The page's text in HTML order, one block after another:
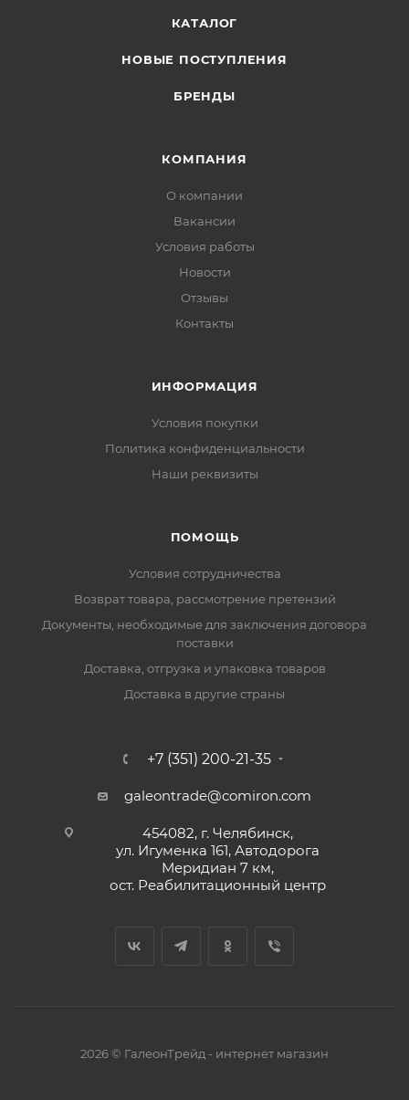
КАТАЛОГ
НОВЫЕ ПОСТУПЛЕНИЯ
БРЕНДЫ
КОМПАНИЯ
О компании
Вакансии
Условия работы
Новости
Отзывы
Контакты
ИНФОРМАЦИЯ
Условия покупки
Политика конфиденциальности
Наши реквизиты
ПОМОЩЬ
Условия сотрудничества
Возврат товара, рассмотрение претензий
Документы, необходимые для заключения договора
поставки
Доставка, отгрузка и упаковка товаров
Доставка в другие страны
+7 (351) 200-21-35
galeontrade@comiron.com
454082, г. Челябинск,
ул. Игуменка 161, Автодорога
Меридиан 7 км,
ост. Реабилитационный центр
2026 © ГалеонТрейд - интернет магазин